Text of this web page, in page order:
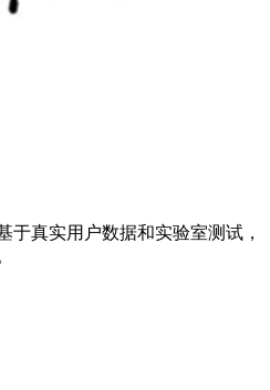
于真实用户数据和实验室测试，